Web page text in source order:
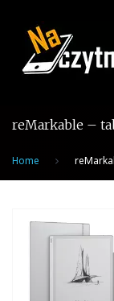
content
reMarkable –
Home